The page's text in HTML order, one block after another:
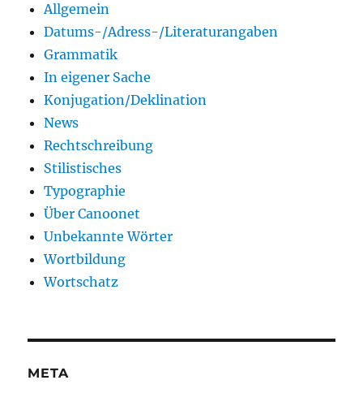
Allgemein
Datums-/Adress-/Literaturangaben
Grammatik
In eigener Sache
Konjugation/Deklination
News
Rechtschreibung
Stilistisches
Typographie
Über Canoonet
Unbekannte Wörter
Wortbildung
Wortschatz
META